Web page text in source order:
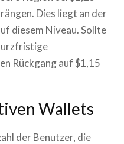
Dies liegt an der
diesem Niveau. Sollte
Rückgang auf $1,15
Wallets
der Benutzer, die